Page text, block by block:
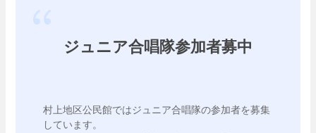
ジュニア合唱隊参加者募中
村上地区公民館ではジュニア合唱隊の参加者を募集
しています。